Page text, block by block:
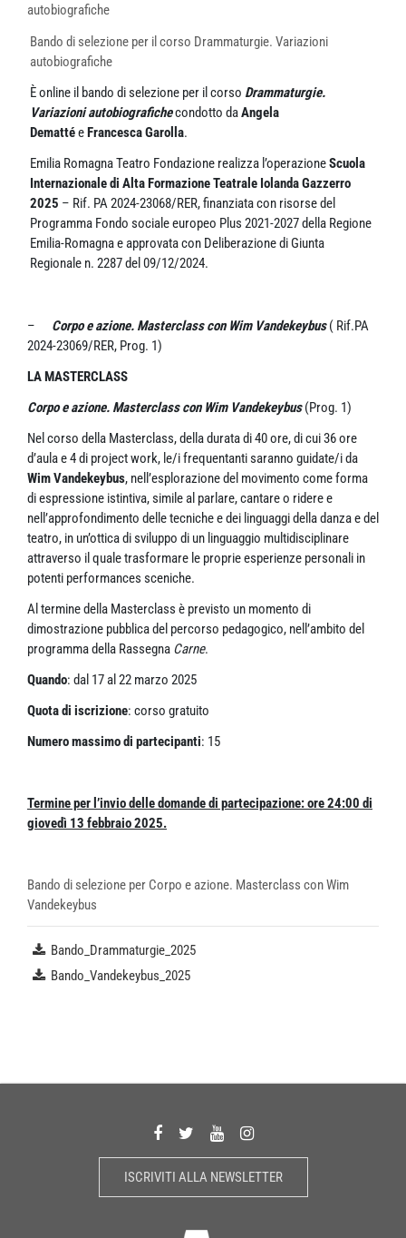
autobiografiche
Bando di selezione per il corso Drammaturgie. Variazioni
autobiografiche
È online il bando di selezione per il corso Drammaturgie.
Variazioni autobiografichecondotto daAngela
DemattéeFrancesca Garolla.
Emilia Romagna Teatro Fondazione realizza l’operazioneScuola
Internazionale di Alta Formazione Teatrale Iolanda Gazzerro
2025 – Rif. PA 2024-23068/RER, finanziata con risorse del
Programma Fondo sociale europeo Plus 2021-2027 della Regione
Emilia-Romagna e approvata con Deliberazione di Giunta
Regionale n. 2287 del 09/12/2024.
– Corpo e azione. Masterclass con Wim Vandekeybus( Rif.PA
2024-23069/RER, Prog. 1)
LA MASTERCLASS
Corpo e azione. Masterclass con Wim Vandekeybus(Prog. 1)
Nel corso della Masterclass, della durata di 40 ore, di cui 36 ore
d’aula e 4 di project work, le/i frequentanti saranno guidate/i da
Wim Vandekeybus, nell’esplorazione del movimento come forma
di espressione istintiva, simile al parlare, cantare o ridere e
nell’approfondimento delle tecniche e dei linguaggi della danza e del
teatro, in un’ottica di sviluppo di un linguaggio multidisciplinare
attraverso il quale trasformare le proprie esperienze personali in
potenti performances sceniche.
Al termine della Masterclass è previsto un momento di
dimostrazione pubblica del percorso pedagogico, nell’ambito del
programma della Rassegna Carne.
Quando: dal 17 al 22 marzo 2025
Quota di iscrizione: corso gratuito
Numero massimo di partecipanti: 15
Termine per l’invio delle domande di partecipazione: ore 24:00 di
giovedì 13 febbraio 2025.
Bando di selezione per Corpo e azione. Masterclass con Wim
Vandekeybus
Bando_Drammaturgie_2025
Bando_Vandekeybus_2025
ISCRIVITI ALLA NEWSLETTER